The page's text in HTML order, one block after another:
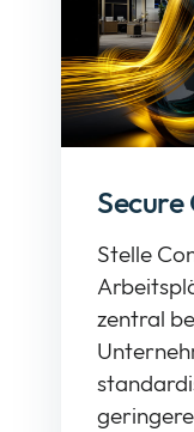
Stelle
zentral